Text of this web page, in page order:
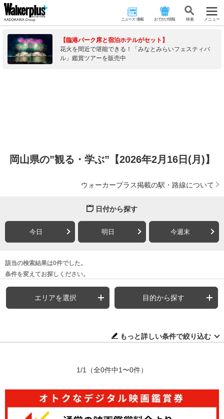
ニュース･連載 おでかけ情報 検 索 メニュー
【臨港パーク席と宿泊ホテルがセット】
花火を間近で堪能できる！「みなとみらいフェスティバ
ル」鑑賞ツアーを販売中
岡山県の”観る・学ぶ”【2026年2月16日(月)】
ウォーカープラス掲載の駅・路線について
日付から探す
今日 明日 今週末
該当の検索結果は0件でした。
条件を変えてお探しください。
エリアを選択 目的から探す
もっと詳しい条件で絞り込む
1/1 （全0件中1〜0件）